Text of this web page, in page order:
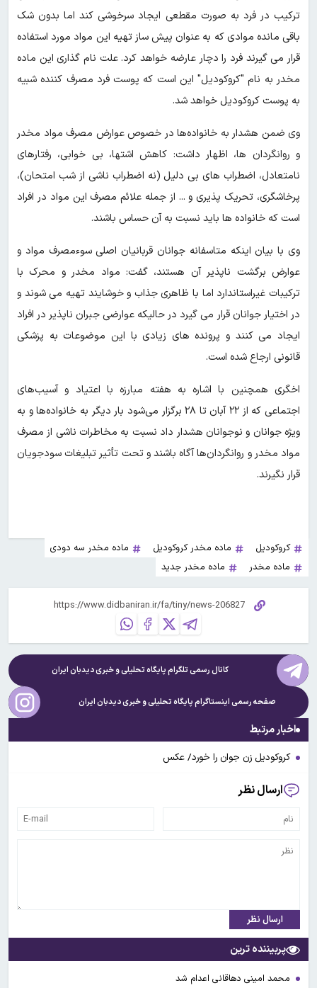
ترکیب در فرد به صورت مقطعی ایجاد سرخوشی کند اما بدون شک
باقی مانده موادی که به عنوان پیش ساز تهیه این مواد مورد استفاده
قرار می گیرند فرد را دچار عارضه خواهد کرد. علت نام گذاری این ماده
مخدر به نام "کروکودیل" این است که پوست فرد مصرف کننده شبیه
به پوست کروکودیل خواهد شد.
وی ضمن هشدار به خانواده‌ها در خصوص عوارض مصرف مواد مخدر
و روانگردان ها، اظهار داشت: کاهش اشتها، بی خوابی، رفتارهای
نامتعادل، اضطراب های بی دلیل (نه اضطراب ناشی از شب امتحان)،
پرخاشگری، تحریک پذیری و ... از جمله علائم مصرف این مواد در افراد
است که خانواده ها باید نسبت به آن حساس باشند.
وی با بیان اینکه متاسفانه جوانان قربانیان اصلی سوءمصرف مواد و
عوارض برگشت ناپذیر آن هستند، گفت: مواد مخدر و محرک با
ترکیبات غیراستاندارد اما با ظاهری جذاب و خوشایند تهیه می شوند و
در اختیار جوانان قرار می گیرد در حالیکه عوارضی جبران ناپذیر در افراد
ایجاد می کنند و پرونده های زیادی با این موضوعات به پزشکی
قانونی ارجاع شده است.
اخگری همچنین با اشاره به هفته مبارزه با اعتیاد و آسیب‌های
اجتماعی که از ۲۲ آبان تا ۲۸ برگزار می‌شود بار دیگر به خانواده‌ها و به
ویژه جوانان و نوجوانان هشدار داد نسبت به مخاطرات ناشی از مصرف
مواد مخدر و روانگردان‌ها آگاه باشند و تحت تأثیر تبلیغات سودجویان
قرار نگیرند.
کروکودیل ماده مخدر کروکودیل
ماده مخدر سه دودی
ماده مخدر
ماده مخدر جدید
کانال رسمی تلگرام پایگاه تحلیلی و خبریدیدبان ایران
صفحه رسمی اینستاگرام پایگاه تحلیلی و خبریدیدبان ایران
اخبار مرتبط
کروکودیل زن جوان را خورد/ عکس
ارسال نظر
ارسال نظر
پربیننده ترین
محمد امینی دهاقانی اعدام شد